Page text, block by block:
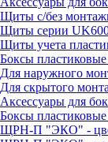
Щиты с/без
Щиты серии
Щиты учета
Боксы
Для наружного
Для скрытого
Аксессуары для
Боксы
ЩРН-П "ЭКО" -